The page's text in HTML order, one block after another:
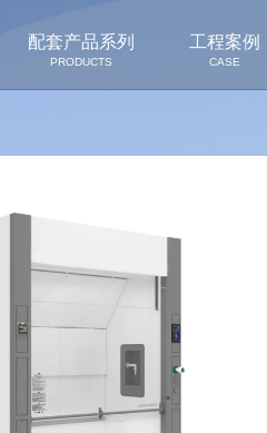
配套产品系列
PRODUCTS
工程案例
CASE